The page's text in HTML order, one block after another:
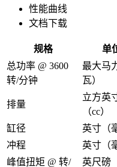
性能曲线
文档下载
规格 单
总功率 @ 3600
转/分钟
最大马
瓦）
排量
立方英
（cc）
缸径 英寸（
冲程
英寸（
峰值扭矩 @ 转/
英尺磅